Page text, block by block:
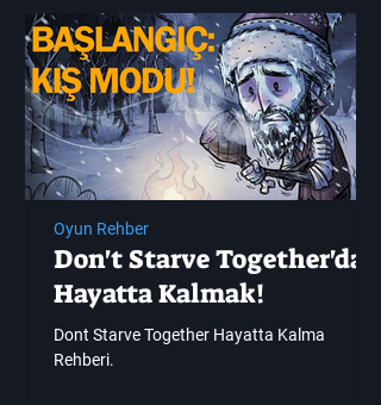
Don't Starve Together'da
Hayatta Kalmak!
Dont Starve Together Hayatta Kalma
Rehberi.
Oyun Rehber